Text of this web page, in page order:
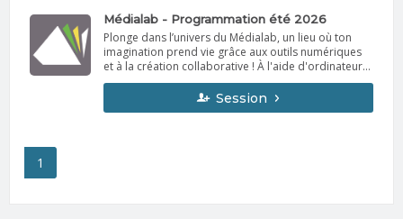
Médialab - Programmation été 2026
Plonge dans l’univers du Médialab, un lieu où ton
imagination prend vie grâce aux outils numériques
et à la création collaborative ! À l'aide d'ordinateurs,
viens explorer, apprendre et t’amuser avec nos
Session
1